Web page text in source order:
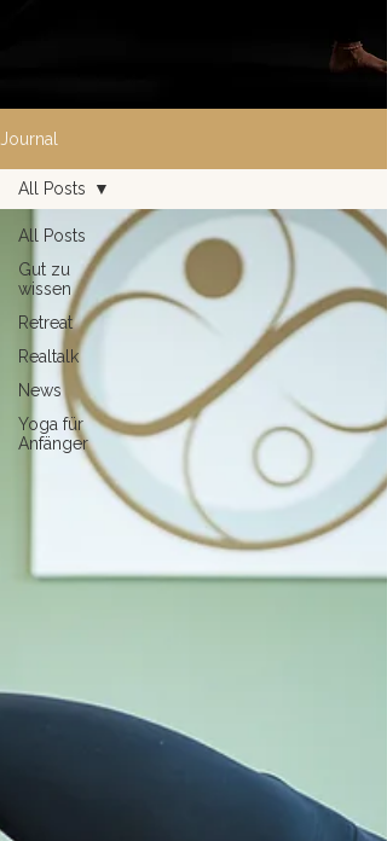
Journal
All Posts
Gut zu
wissen
Retreat
Realtalk
News
Yoga für
Anfänger
All Posts